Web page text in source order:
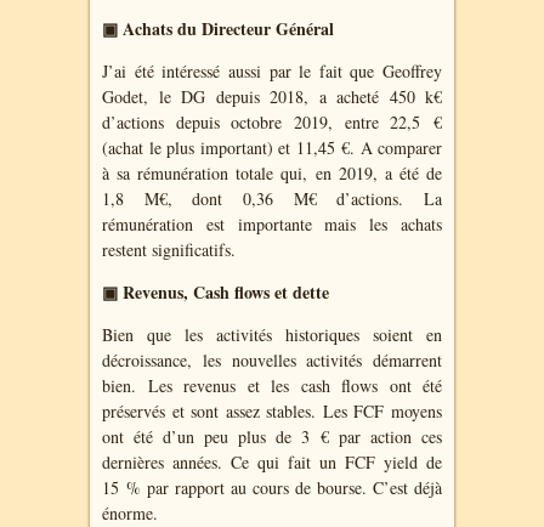
▣ Achats du Directeur Général
J’ai été intéressé aussi par le fait que Geoffrey
Godet, le DG depuis 2018, a acheté 450 k€
d’actions depuis octobre 2019, entre 22,5 €
(achat le plus important) et 11,45 €. A comparer
à sa rémunération totale qui, en 2019, a été de
1,8 M€, dont 0,36 M€ d’actions. La
rémunération est importante mais les achats
restent significatifs.
▣ Revenus, Cash flows et dette
Bien que les activités historiques soient en
décroissance, les nouvelles activités démarrent
bien. Les revenus et les cash flows ont été
préservés et sont assez stables. Les FCF moyens
ont été d’un peu plus de 3 € par action ces
dernières années. Ce qui fait un FCF yield de
15 % par rapport au cours de bourse. C’est déjà
énorme.